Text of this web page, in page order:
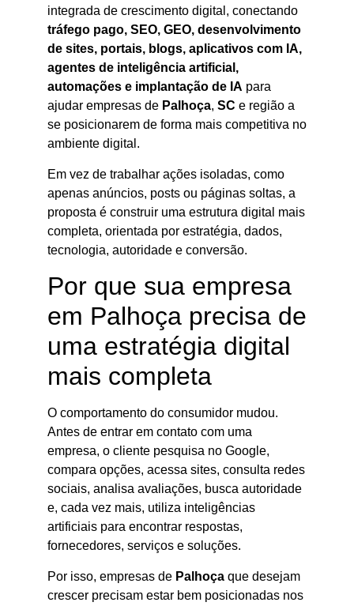
integrada de crescimento digital, conectando
tráfego pago, SEO, GEO, desenvolvimento
de sites, portais, blogs, aplicativos com IA,
agentes de inteligência artificial,
automações e implantação de IA para
ajudar empresas de Palhoça, SC e região a
se posicionarem de forma mais competitiva no
ambiente digital.
Em vez de trabalhar ações isoladas, como
apenas anúncios, posts ou páginas soltas, a
proposta é construir uma estrutura digital mais
completa, orientada por estratégia, dados,
tecnologia, autoridade e conversão.
Por que sua empresa
em Palhoça precisa de
uma estratégia digital
mais completa
O comportamento do consumidor mudou.
Antes de entrar em contato com uma
empresa, o cliente pesquisa no Google,
compara opções, acessa sites, consulta redes
sociais, analisa avaliações, busca autoridade
e, cada vez mais, utiliza inteligências
artificiais para encontrar respostas,
fornecedores, serviços e soluções.
Por isso, empresas de Palhoça que desejam
crescer precisam estar bem posicionadas nos